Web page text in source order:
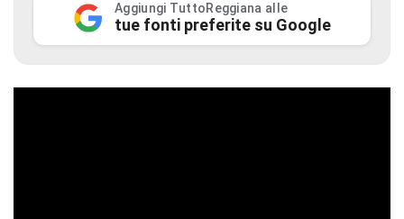
Aggiungi TuttoReggiana alle
tue fonti preferite su Google